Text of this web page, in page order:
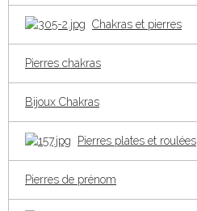
Chakras et pierres
Pierres chakras
Bijoux Chakras
Pierres plates et roulées
Pierres de prénom